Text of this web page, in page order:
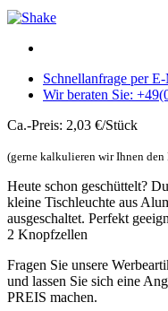
Schnellanfrage per
Wir beraten Sie:
Ca.-Preis: 2,03 €/Stück
(gerne kalkulieren wir Ihnen den
Heute schon geschüttelt?
kleine Tischleuchte aus
ausgeschaltet. Perfekt
2 Knopfzellen
Fragen Sie unsere
und lassen Sie sich eine
PREIS machen.